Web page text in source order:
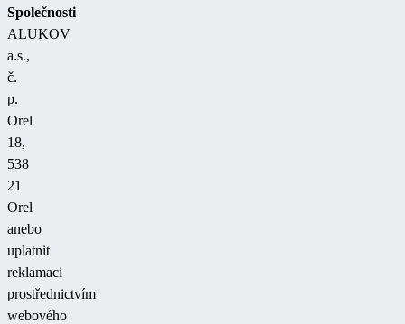
Společnosti
ALUKOV
a.s.,
č.
p.
Orel
18,
538
21
Orel
anebo
uplatnit
reklamaci
prostřednictvím
webového